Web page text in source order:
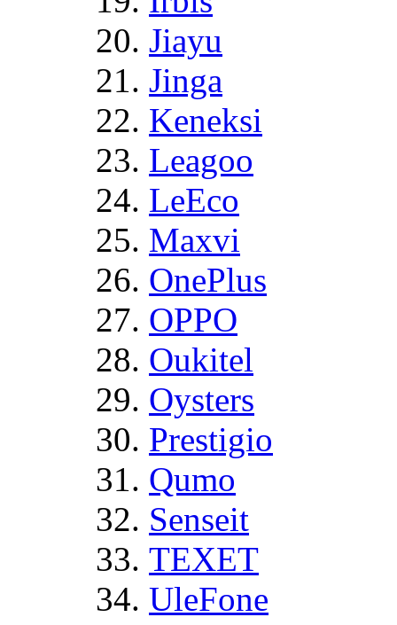
Jiayu
Jinga
Keneksi
Leagoo
LeEco
Maxvi
OnePlus
OPPO
Oukitel
Oysters
Prestigio
Qumo
Senseit
TEXET
UleFone